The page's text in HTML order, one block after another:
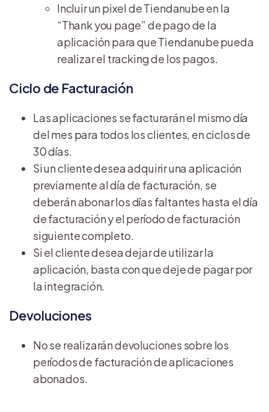
Incluir un pixel de Tiendanube en la
“Thank you page” de pago de la
aplicación para que Tiendanube pueda
realizar el tracking de los pagos.
Ciclo de Facturación
Las aplicaciones se facturarán el mismo día
del mes para todos los clientes, en ciclos de
30 días.
Si un cliente desea adquirir una aplicación
previamente al día de facturación, se
deberán abonar los días faltantes hasta el día
de facturación y el período de facturación
siguiente completo.
Si el cliente desea dejar de utilizar la
aplicación, basta con que deje de pagar por
la integración.
Devoluciones
No se realizarán devoluciones sobre los
períodos de facturación de aplicaciones
abonados.